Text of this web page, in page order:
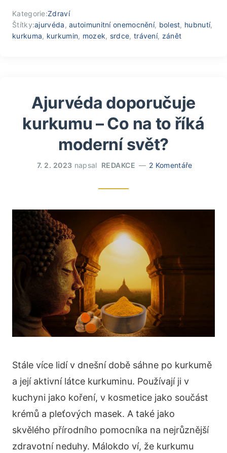
Kategorie:Zdraví
Štítky:ajurvéda,autoimunitní onemocnění, bolest, hubnutí,
kurkuma, kurkumin, mozek, srdce, trávení, zánět
Ajurvéda doporučuje
kurkumu – Co na to říká
moderní svět?
7. 2. 2023 napsal REDAKCE 2 Komentáře
Stále více lidí v dnešní době sáhne po kurkumě
a její aktivní látce kurkuminu. Používají ji v
kuchyni jako koření, v kosmetice jako součást
krémů a pleťových masek. A také jako
skvělého přírodního pomocníka na nejrůznější
zdravotní neduhy. Málokdo ví, že kurkumu